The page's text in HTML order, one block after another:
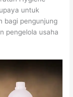
untuk
bagi pengunjung
pengelola usaha